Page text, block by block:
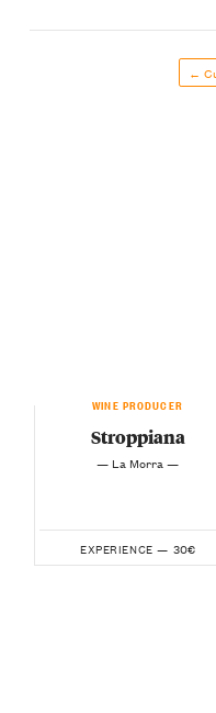
←
WINE PRODUCER
Stroppiana
— La Morra —
EXPERIENCE — 30€